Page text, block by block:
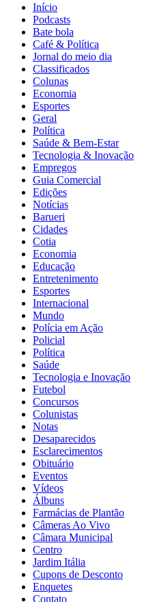
Início
Podcasts
Bate bola
Café & Política
Jornal do meio dia
Classificados
Colunas
Economia
Esportes
Geral
Política
Saúde & Bem-Estar
Tecnologia & Inovação
Empregos
Guia Comercial
Edições
Notícias
Barueri
Cidades
Cotia
Economia
Educação
Entretenimento
Esportes
Internacional
Mundo
Polícia em Ação
Policial
Política
Saúde
Tecnologia e Inovação
Futebol
Concursos
Colunistas
Notas
Desaparecidos
Esclarecimentos
Obituário
Eventos
Vídeos
Álbuns
Farmácias de Plantão
Câmeras Ao Vivo
Câmara Municipal
Centro
Jardim Itália
Cupons de Desconto
Enquetes
Contato